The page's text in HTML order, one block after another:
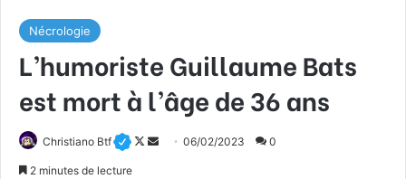
Nécrologie
L’humoriste Guillaume Bats
est mort à l’âge de 36 ans
Christiano Btf
F
06/02/2023 0
2 minutes de lecture